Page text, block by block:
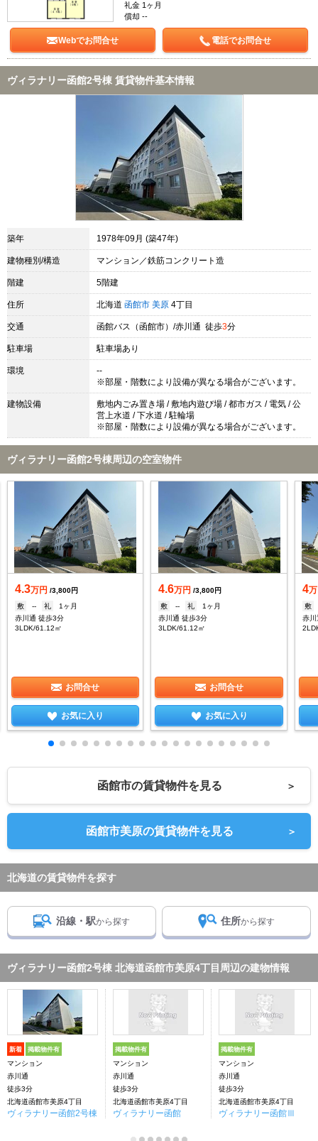
礼金 1ヶ月
償却 --
Webでお問合せ 電話でお問合せ
ヴィラナリー函館2号棟 賃貸物件基本情報
築年 1978年09月 (築47年)
建物種別/構造 マンション／鉄筋コンクリート造
階建 5階建
住所 北海道 函館市 美原 4丁目
交通 函館バス（函館市）/赤川通 徒歩3分
駐車場 駐車場あり
環境
--
※部屋・階数により設備が異なる場合がございます。
建物設備
敷地内ごみ置き場 / 敷地内遊び場 / 都市ガス / 電気 / 公
営上水道 / 下水道 / 駐輪場
※部屋・階数により設備が異なる場合がございます。
ヴィラナリー函館2号棟周辺の空室物件
4.3万円 /3,800円
敷
-- 礼
1ヶ月
赤川通 徒歩3分
3LDK/61.12㎡
お問合せ
お気に入り
4.6万円 /3,800円
敷
-- 礼
1ヶ月
赤川通 徒歩3分
3LDK/61.12㎡
お問合せ
お気に入り
4
敷
赤川
函館市の賃貸物件を見る ＞
函館市美原の賃貸物件を見る ＞
北海道の賃貸物件を探す
沿線・駅から探す 住所から探す
ヴィラナリー函館2号棟 北海道函館市美原4丁目周辺の建物情報
新着 掲載物件有
マンション
赤川通
徒歩3分
北海道函館市美原4丁目
ヴィラナリー函館2号棟
掲載物件有
マンション
赤川通
徒歩3分
北海道函館市美原4丁目
ヴィラナリー函館
掲載物件有
マンション
赤川通
徒歩3分
北海道函館市美原4丁目
ヴィラナリー函館Ⅲ